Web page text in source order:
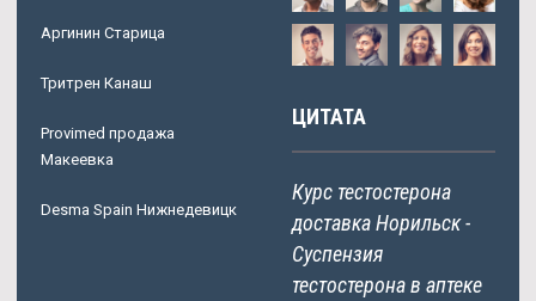
Аргинин Старица
Тритрен Канаш
Provimed продажа
Макеевка
Desma Spain Нижнедевицк
ЦИТАТА
Курс тестостерона
доставка Норильск -
Суспензия
тестостерона в аптеке